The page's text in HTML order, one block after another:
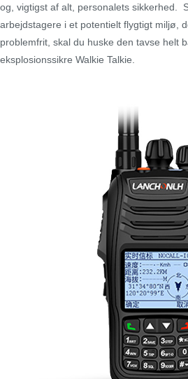
og, vigtigst af alt, personalets sikkerhed.
arbejdstagere i et potentielt flygtigt miljø,
problemfrit, skal du huske den tavse helt
eksplosionssikre Walkie Talkie.